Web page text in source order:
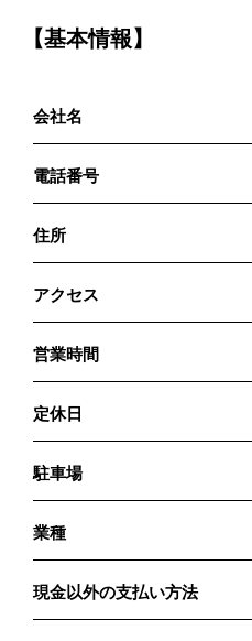
【基本情報】
会社名
電話番号
住所
アクセス
営業時間
定休日
駐車場
業種
現金以外の支払い方法